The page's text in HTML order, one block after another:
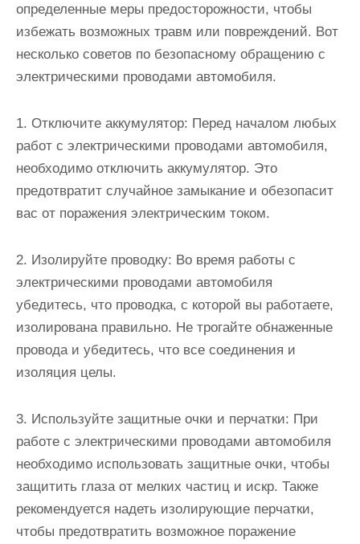
определенные меры предосторожности, чтобы
избежать возможных травм или повреждений. Вот
несколько советов по безопасному обращению с
электрическими проводами автомобиля.
1. Отключите аккумулятор: Перед началом любых
работ с электрическими проводами автомобиля,
необходимо отключить аккумулятор. Это
предотвратит случайное замыкание и обезопасит
вас от поражения электрическим током.
2. Изолируйте проводку: Во время работы с
электрическими проводами автомобиля
убедитесь, что проводка, с которой вы работаете,
изолирована правильно. Не трогайте обнаженные
провода и убедитесь, что все соединения и
изоляция целы.
3. Используйте защитные очки и перчатки: При
работе с электрическими проводами автомобиля
необходимо использовать защитные очки, чтобы
защитить глаза от мелких частиц и искр. Также
рекомендуется надеть изолирующие перчатки,
чтобы предотвратить возможное поражение